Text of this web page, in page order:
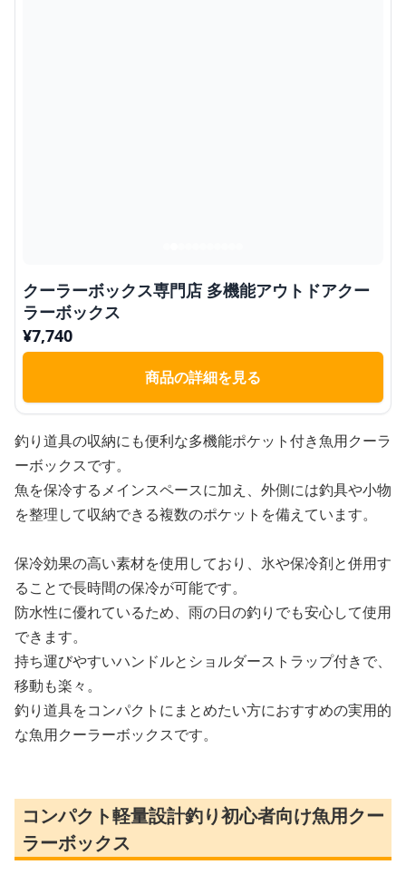
クーラーボックス専門店 多機能アウトドアクー
ラーボックス
¥7,740
商品の詳細を見る
釣り道具の収納にも便利な多機能ポケット付き魚用クーラ
ーボックスです。
魚を保冷するメインスペースに加え、外側には釣具や小物
を整理して収納できる複数のポケットを備えています。
保冷効果の高い素材を使用しており、氷や保冷剤と併用す
ることで長時間の保冷が可能です。
防水性に優れているため、雨の日の釣りでも安心して使用
できます。
持ち運びやすいハンドルとショルダーストラップ付きで、
移動も楽々。
釣り道具をコンパクトにまとめたい方におすすめの実用的
な魚用クーラーボックスです。
コンパクト軽量設計釣り初心者向け魚用クー
ラーボックス